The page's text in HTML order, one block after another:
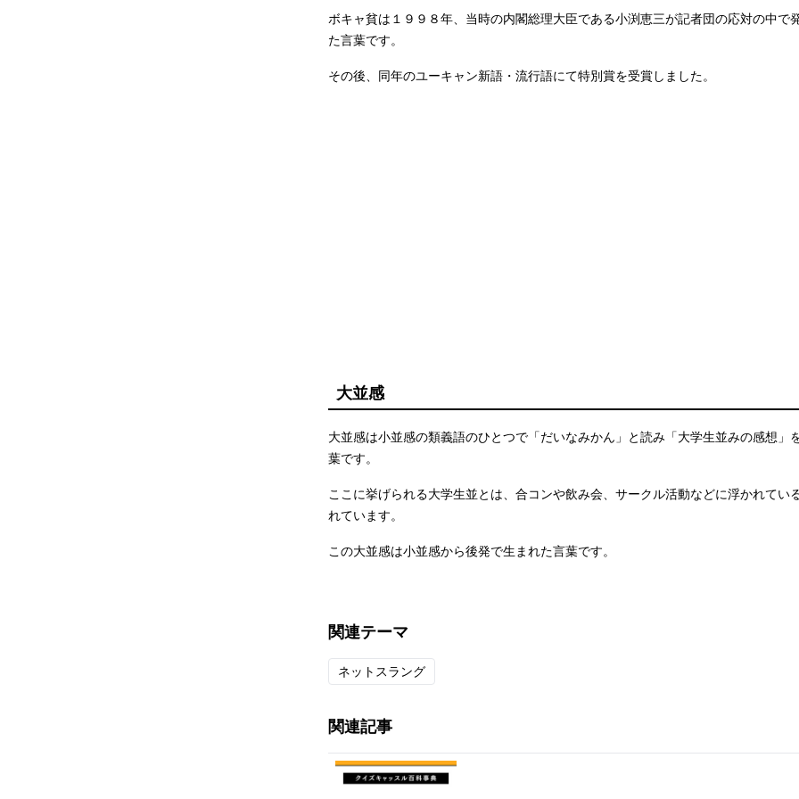
ボキャ貧は１９９８年、当時の内閣総理大臣である小渕恵三が記者団の応対の中で
た言葉です。
その後、同年のユーキャン新語・流行語にて特別賞を受賞しました。
大並感
大並感は小並感の類義語のひとつで「だいなみかん」と読み「大学生並みの感想」
葉です。
ここに挙げられる大学生並とは、合コンや飲み会、サークル活動などに浮かれてい
れています。
この大並感は小並感から後発で生まれた言葉です。
関連テーマ
ネットスラング
関連記事